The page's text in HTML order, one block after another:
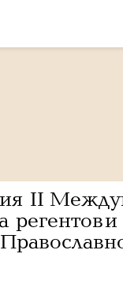
II
регентов